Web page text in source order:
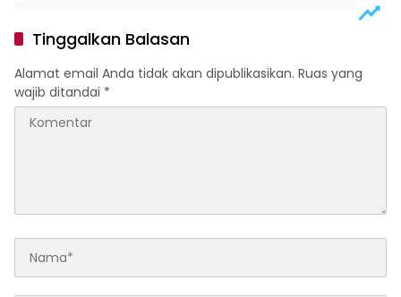
Tinggalkan Balasan
Alamat email Anda tidak akan dipublikasikan. Ruas yang
wajib ditandai *